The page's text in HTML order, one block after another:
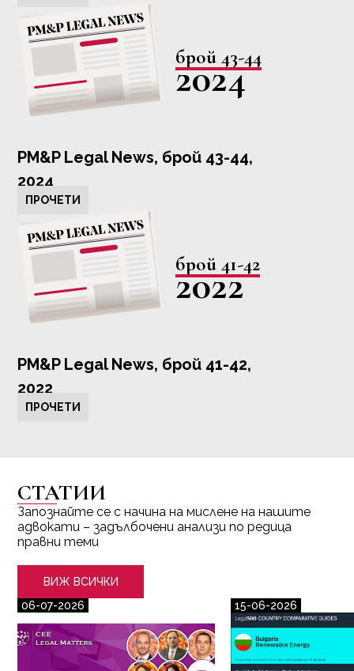
брой 43-44
2024
PM&P Legal News, брой 43-44,
2024
ПРОЧЕТИ
брой 41-42
2022
PM&P Legal News, брой 41-42,
2022
ПРОЧЕТИ
СТАТИИ
Запознайте се с начина на мислене на нашите
адвокати – задълбочени анализи по редица
правни теми
ВИЖ ВСИЧКИ
06-07-2026
15-06-2026